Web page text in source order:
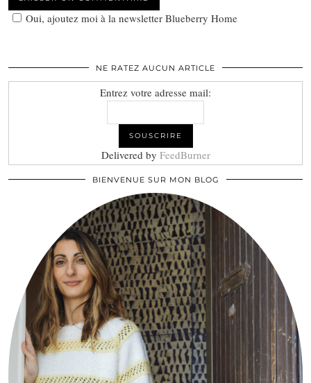
Oui, ajoutez moi à la newsletter Blueberry Home
NE RATEZ AUCUN ARTICLE
Entrez votre adresse mail:
Delivered by FeedBurner
BIENVENUE SUR MON BLOG